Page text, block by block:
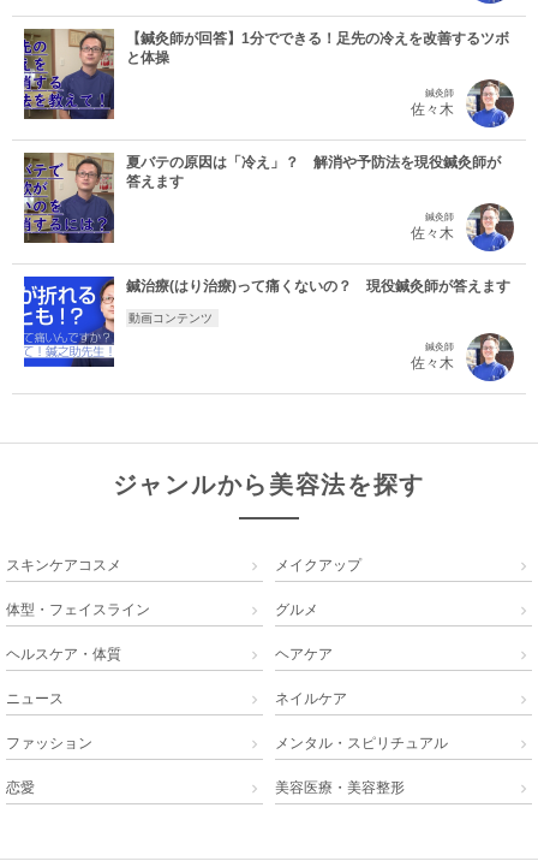
【鍼灸師が回答】1分でできる！足先の冷えを改善するツボ
と体操
鍼灸師
佐々木
夏バテの原因は「冷え」？ 解消や予防法を現役鍼灸師が
答えます
鍼灸師
佐々木
鍼治療(はり治療)って痛くないの？ 現役鍼灸師が答えます
動画コンテンツ
鍼灸師
佐々木
ジャンルから美容法を探す
スキンケアコスメ  メイクアップ 
体型・フェイスライン  グルメ 
ヘルスケア・体質  ヘアケア 
ニュース  ネイルケア 
ファッション  メンタル・スピリチュアル 
恋愛  美容医療・美容整形 